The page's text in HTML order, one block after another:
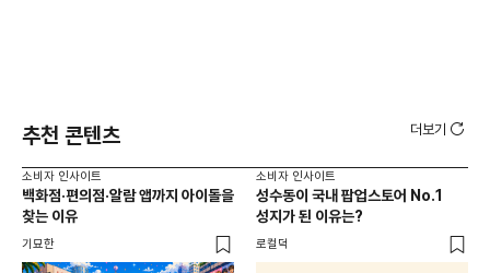
추천 콘텐츠 더보기
소비자 인사이트
백화점·편의점·알람 앱까지 아이돌을
찾는 이유
기묘한
소비자 인사이트
성수동이 국내 팝업스토어 No.1
성지가 된 이유는?
로컬덕